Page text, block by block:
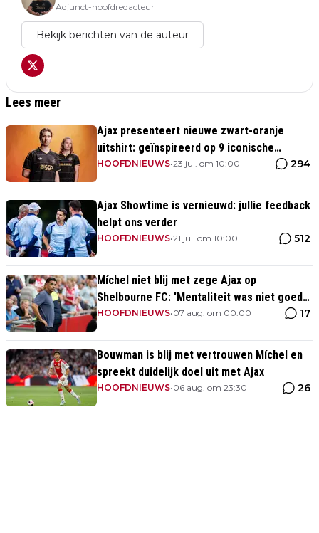
Adjunct-hoofdredacteur
Bekijk berichten van de auteur
Lees meer
Ajax presenteert nieuwe zwart-oranje
uitshirt: geïnspireerd op 9 iconische
momenten uit clubhistorie
HOOFDNIEUWS•23 jul. om 10:00 294
Ajax Showtime is vernieuwd: jullie feedback
helpt ons verder
HOOFDNIEUWS•21 jul. om 10:00 512
Míchel niet blij met zege Ajax op
Shelbourne FC: 'Mentaliteit was niet goed
genoeg in de slotfase'
HOOFDNIEUWS•07 aug. om 00:00 17
Bouwman is blij met vertrouwen Míchel en
spreekt duidelijk doel uit met Ajax
HOOFDNIEUWS•06 aug. om 23:30 26